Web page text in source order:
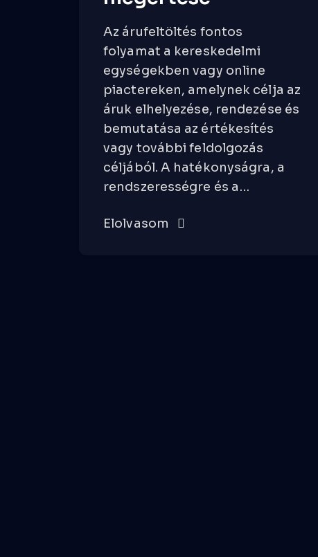
Az árufeltöltés fontos
folyamat a kereskedelmi
egységekben vagy online
piactereken, amelynek célja az
áruk elhelyezése, rendezése és
bemutatása az értékesítés
vagy további feldolgozás
céljából. A hatékonyságra, a
rendszerességre és a…
Elolvasom